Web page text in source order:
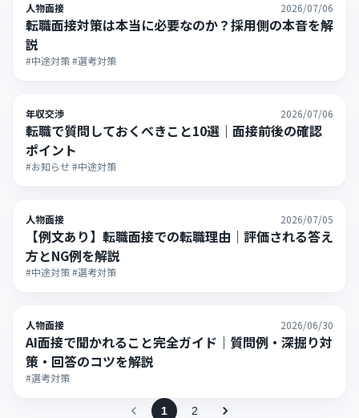
人物面接 2026/07/06
転職面接対策は本当に必要なのか？採用側の本音を解
説
#中途対策 #選考対策
年収交渉 2026/07/06
転職で質問しておくべきこと10選｜面接前後の確認
ポイント
#お知らせ #中途対策
人物面接 2026/07/05
【例文あり】転職面接での転職理由｜評価される答え
方とNG例を解説
#中途対策 #選考対策
人物面接 2026/06/30
AI面接で聞かれること完全ガイド｜質問例・深掘り対
策・回答のコツを解説
#選考対策
1 2